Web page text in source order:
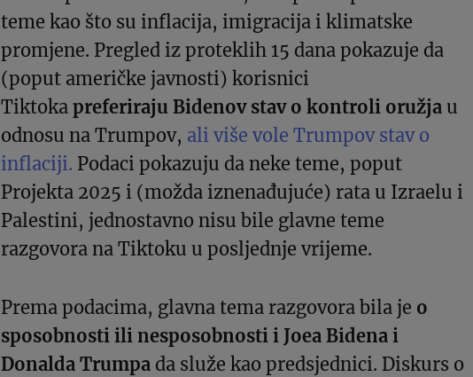
teme kao što su inflacija, imigracija i klimatske
promjene. Pregled iz proteklih 15 dana pokazuje da
(poput američke javnosti) korisnici
Tiktoka preferiraju Bidenov stav o kontroli oružja u
odnosu na Trumpov, ali više vole Trumpov stav o
inflaciji. Podaci pokazuju da neke teme, poput
Projekta 2025 i (možda iznenađujuće) rata u Izraelu i
Palestini, jednostavno nisu bile glavne teme
razgovora na Tiktoku u posljednje vrijeme.
Prema podacima, glavna tema razgovora bila je o
sposobnosti ili nesposobnosti i Joea Bidena i
Donalda Trumpa da služe kao predsjednici. Diskurs o